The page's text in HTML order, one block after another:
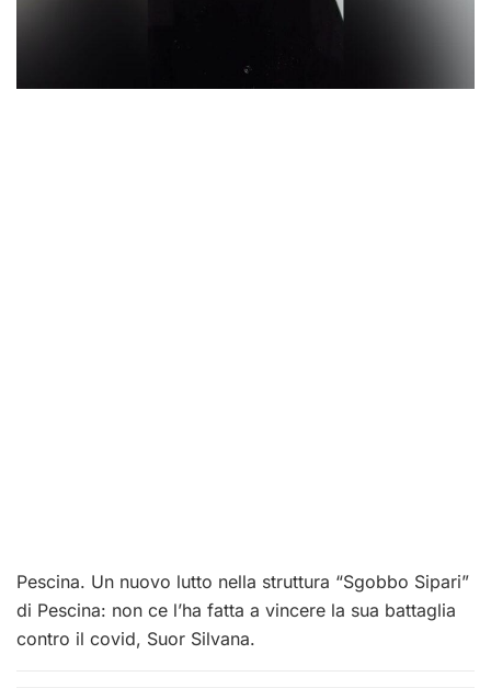
Pescina. Un nuovo lutto nella struttura “Sgobbo Sipari”
di Pescina: non ce l’ha fatta a vincere la sua battaglia
contro il covid, Suor Silvana.